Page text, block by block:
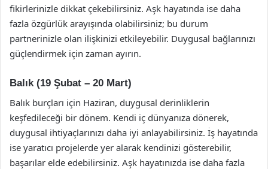
fikirlerinizle dikkat çekebilirsiniz. Aşk hayatında ise daha
fazla özgürlük arayışında olabilirsiniz; bu durum
partnerinizle olan ilişkinizi etkileyebilir. Duygusal bağlarınızı
güçlendirmek için zaman ayırın.
Balık (19 Şubat – 20 Mart)
Balık burçları için Haziran, duygusal derinliklerin
keşfedileceği bir dönem. Kendi iç dünyanıza dönerek,
duygusal ihtiyaçlarınızı daha iyi anlayabilirsiniz. İş hayatında
ise yaratıcı projelerde yer alarak kendinizi gösterebilir,
başarılar elde edebilirsiniz. Aşk hayatınızda ise daha fazla